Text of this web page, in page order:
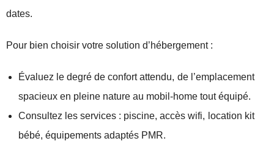
dates.
Pour bien choisir votre solution d’hébergement :
Évaluez le degré de confort attendu, de l’emplacement
spacieux en pleine nature au mobil-home tout équipé.
Consultez les services : piscine, accès wifi, location kit
bébé, équipements adaptés PMR.